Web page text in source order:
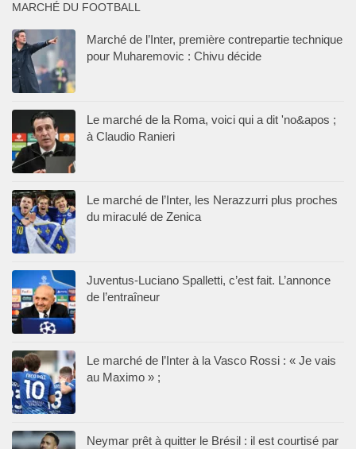
MARCHÉ DU FOOTBALL
Marché de l’Inter, première contrepartie technique
pour Muharemovic : Chivu décide
Le marché de la Roma, voici qui a dit 'no&apos ;
à Claudio Ranieri
Le marché de l’Inter, les Nerazzurri plus proches
du miraculé de Zenica
Juventus-Luciano Spalletti, c’est fait. L’annonce
de l’entraîneur
Le marché de l’Inter à la Vasco Rossi : « Je vais
au Maximo » ;
Neymar prêt à quitter le Brésil : il est courtisé par